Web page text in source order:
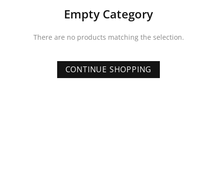
Empty Category
There are no products matching the selection.
CONTINUE SHOPPING